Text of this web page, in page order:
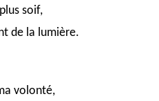
soif,
de la lumière.
volonté,